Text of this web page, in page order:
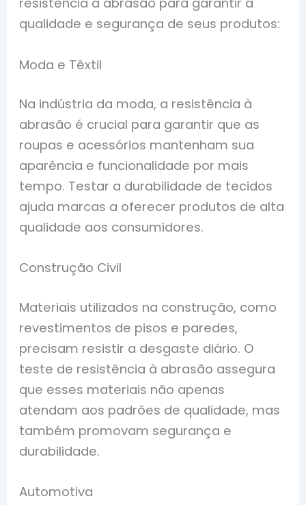
qualidade e segurança de seus produtos:
Moda e Têxtil
Na indústria da moda, a resistência à
abrasão é crucial para garantir que as
roupas e acessórios mantenham sua
aparência e funcionalidade por mais
tempo. Testar a durabilidade de tecidos
ajuda marcas a oferecer produtos de alta
qualidade aos consumidores.
Construção Civil
Materiais utilizados na construção, como
revestimentos de pisos e paredes,
precisam resistir a desgaste diário. O
teste de resistência à abrasão assegura
que esses materiais não apenas
atendam aos padrões de qualidade, mas
também promovam segurança e
durabilidade.
Automotiva